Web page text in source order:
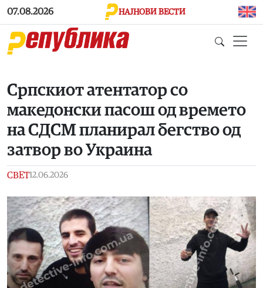
Skip to main content
07.08.2026 НАЈНОВИ ВЕСТИ
Српскиот атентатор со
македонски пасош од времето
на СДСМ планирал бегство од
затвор во Украина
СВЕТ12.06.2026